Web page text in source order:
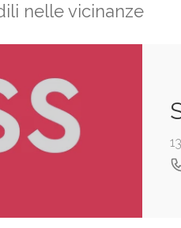
nelle vicinanze